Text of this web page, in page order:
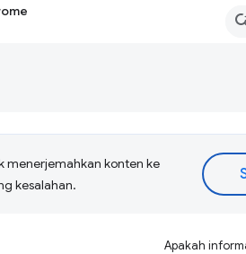
menerjemahkan konten ke
kesalahan.
Apakah